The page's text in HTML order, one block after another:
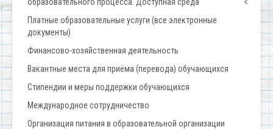
Платные образовательные услуги (все электронные
документы)
Финансово-хозяйственная деятельность
Вакантные места для приёма (перевода) обучающихся
Стипендии и меры поддержки обучающихся
Международное сотрудничество
Организация питания в образовательной организации